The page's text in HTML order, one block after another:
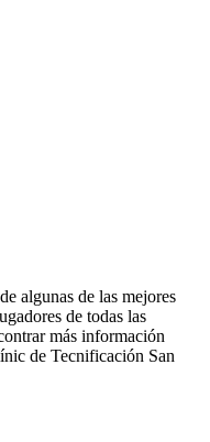
algunas de las mejores
de todas las
más información
de Tecnificación San